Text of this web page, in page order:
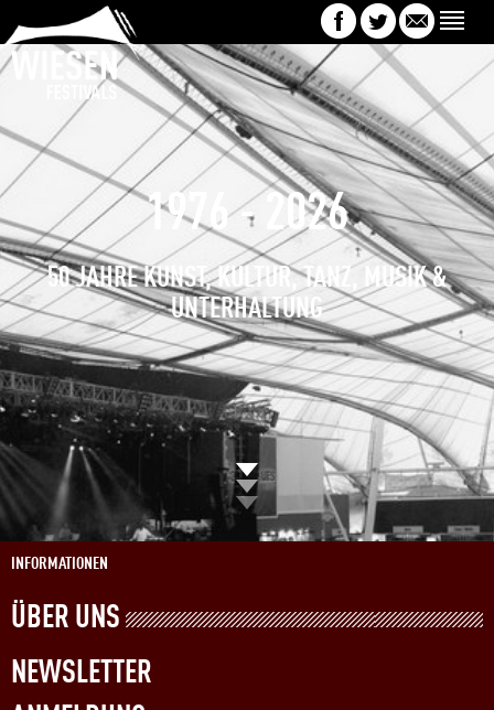
1976 - 2026
50 JAHRE KUNST, KULTUR, TANZ, MUSIK &
UNTERHALTUNG
INFORMATIONEN
ÜBER UNS
NEWSLETTER